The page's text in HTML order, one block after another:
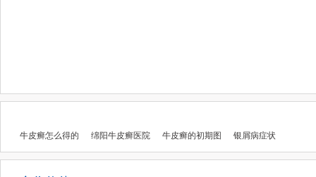
牛皮癣怎么得的 绵阳牛皮癣医院 牛皮癣的初期图 银屑病症状